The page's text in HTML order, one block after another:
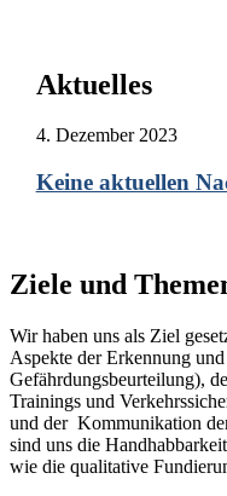
Aktuelles
4. Dezember 2023
Keine aktuellen
Ziele und
Wir haben uns als Ziel
Aspekte der Erkennung
Gefährdungsbeurteilung),
Trainings und
und der Kommunikation
sind uns die
wie die qualitative